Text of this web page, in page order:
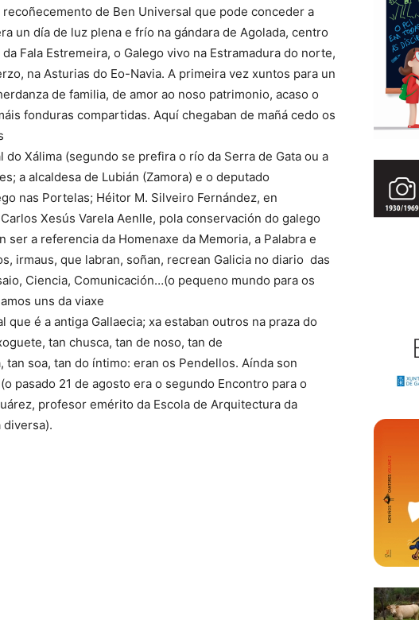
de Ben Universal que pode conceder a
un día de luz plena e frío na gándara de Agolada, centro
Fala Estremeira, o Galego vivo na Estramadura do norte,
na Asturias do Eo-Navia. A primeira vez xuntos para un
de familia, de amor ao noso patrimonio, acaso o
fonduras compartidas. Aquí chegaban de mañá cedo os
Xálima (segundo se prefira o río da Serra de Gata ou a
a alcaldesa de Lubián (Zamora) e o deputado
nas Portelas; Héitor M. Silveiro Fernández, en
Xesús Varela Aenlle, pola conservación do galego
ser a referencia da Homenaxe da Memoria, a Palabra e
irmaus, que labran, soñan, recrean Galicia no diario das
Ciencia, Comunicación…(o pequeno mundo para os
uns da viaxe
que é a antiga Gallaecia; xa estaban outros na praza do
tan chusca, tan de noso, tan de
soa, tan do íntimo: eran os Pendellos. Aínda son
pasado 21 de agosto era o segundo Encontro para o
profesor emérito da Escola de Arquitectura da
diversa).